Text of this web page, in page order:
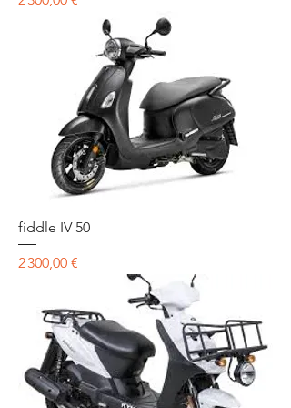
fiddle IV 50
Prix
2 300,00 €